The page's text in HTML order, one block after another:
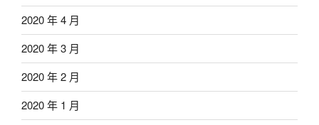
2020 年 4 月
2020 年 3 月
2020 年 2 月
2020 年 1 月